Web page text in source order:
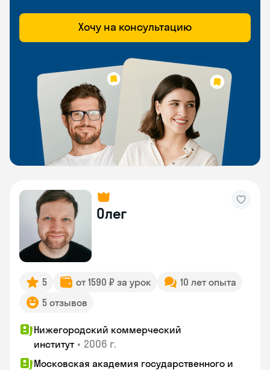
Хочу на консультацию
Олег
5 от 1590 ₽ за урок
10 лет опыта
5 отзывов
Нижегородский коммерческий
институт • 2006 г.
Московская академия государственного и